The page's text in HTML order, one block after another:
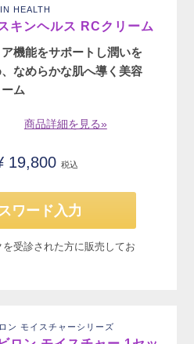
HEALTH
キンヘルス RCクリーム
機能をサポートし潤いを
なめらかな肌へ導く美容
ム
商品詳細を見る»
19,800 税込
ワード入力
受診された方に販売してお
ン モイスチャーシリーズ